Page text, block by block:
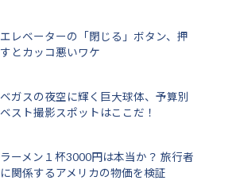
エレベーターの「閉じる」ボタン、押
すとカッコ悪いワケ
ベガスの夜空に輝く巨大球体、予算別
ベスト撮影スポットはここだ！
ラーメン１杯3000円は本当か？ 旅行者
に関係するアメリカの物価を検証